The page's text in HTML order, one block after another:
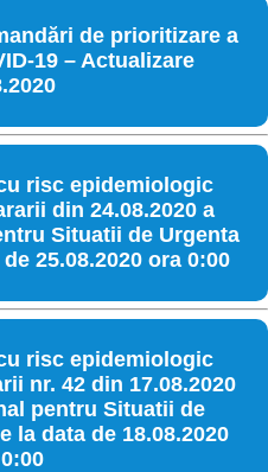
de prioritizare a
19 – Actualizare
risc epidemiologic
din 24.08.2020 a
Situatii de Urgenta
25.08.2020 ora 0:00
risc epidemiologic
nr. 42 din 17.08.2020
pentru Situatii de
la data de 18.08.2020